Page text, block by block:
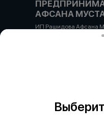
АФСАНА
ИП Рашидова Афсана
322784700051126 ИНН
Работает на